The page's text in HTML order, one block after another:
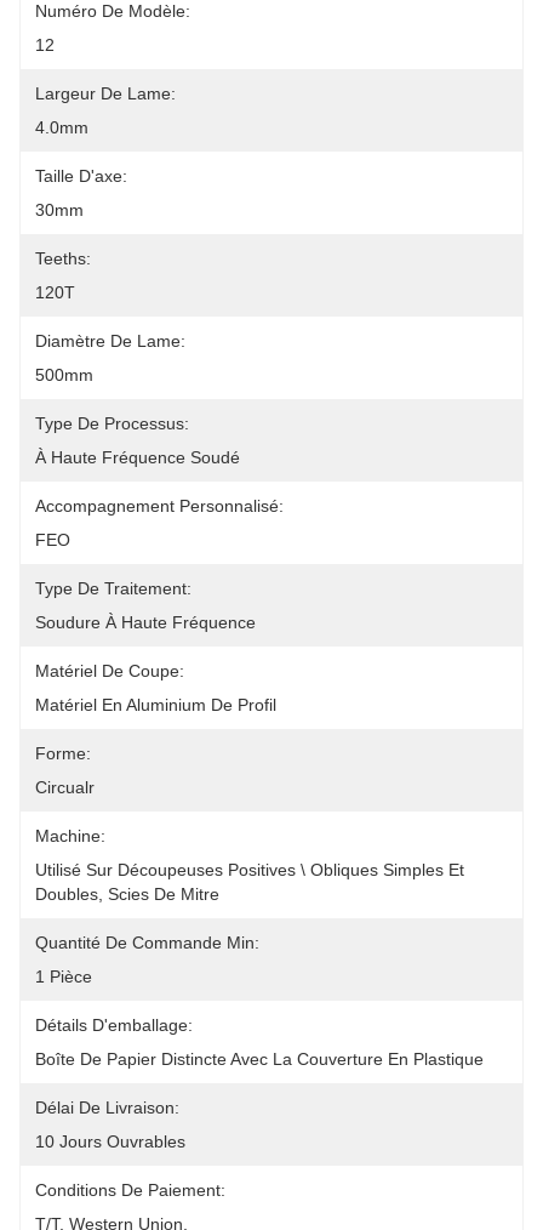
Numéro De Modèle:
12
Largeur De Lame:
4.0mm
Taille D'axe:
30mm
Teeths:
120T
Diamètre De Lame:
500mm
Type De Processus:
À Haute Fréquence Soudé
Accompagnement Personnalisé:
FEO
Type De Traitement:
Soudure À Haute Fréquence
Matériel De Coupe:
Matériel En Aluminium De Profil
Forme:
Circualr
Machine:
Utilisé Sur Découpeuses Positives \ Obliques Simples Et
Doubles, Scies De Mitre
Quantité De Commande Min:
1 Pièce
Détails D'emballage:
Boîte De Papier Distincte Avec La Couverture En Plastique
Délai De Livraison:
10 Jours Ouvrables
Conditions De Paiement:
T/T, Western Union,